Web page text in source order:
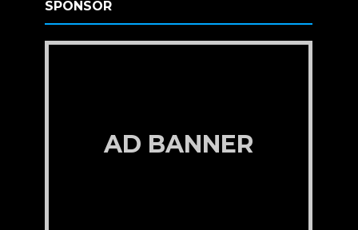
SPONSOR
AD BANNER